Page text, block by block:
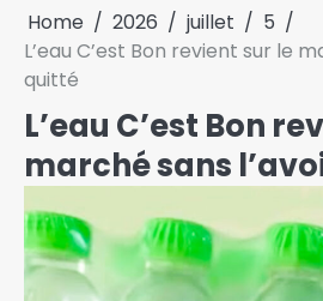
Home 2026 juillet
5
L’eau C’est Bon revient sur le
quitté
L’eau C’est Bon
marché sans